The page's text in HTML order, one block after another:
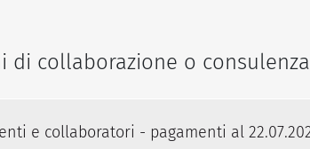
di collaborazione o consulenza
e collaboratori - pagamenti al